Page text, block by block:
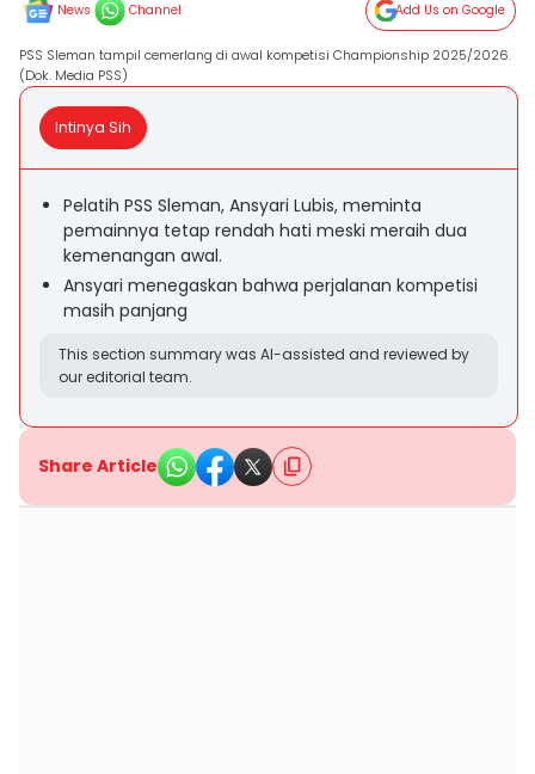
News Channel Add Us on Google
PSS Sleman tampil cemerlang di awal kompetisi Championship 2025/2026.
(Dok. Media PSS)
Intinya Sih
Pelatih PSS Sleman, Ansyari Lubis, meminta
pemainnya tetap rendah hati meski meraih dua
kemenangan awal.
Ansyari menegaskan bahwa perjalanan kompetisi
masih panjang
This section summary was AI-assisted and reviewed by
our editorial team.
Share Article